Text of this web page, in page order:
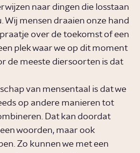
naar dingen die losstaan
Wij mensen draaien onze hand
over de toekomst of een
plek waar we op dit moment
de meeste diersoorten is dat
van mensentaal is dat we
op andere manieren tot
Dat kan doordat
woorden, maar ook
Zo kunnen we met een